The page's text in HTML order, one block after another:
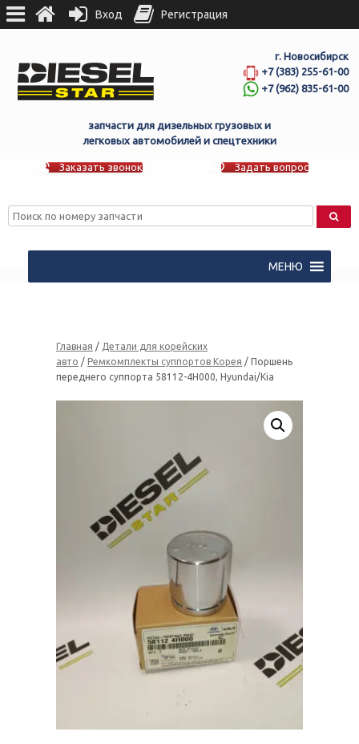
г. Новосибирск
+7 (383) 255-61-00
+7 (962) 835-61-00
запчасти для дизельных грузовых и
легковых автомобилей и спецтехники
Заказать звонок Задать вопрос
МЕНЮ
Главная / Детали для корейских
авто / Ремкомплекты суппортов Корея / Поршень
переднего суппорта 58112-4H000, Hyundai/Kia
Вход Регистрация